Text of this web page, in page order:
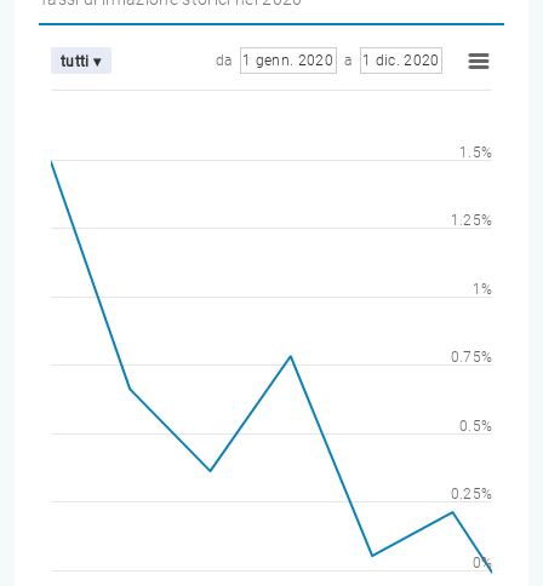
tutti ▾ da 1 genn. 2020 a 1 dic. 2020
0%
0.25%
0.5%
0.75%
1%
1.25%
1.5%